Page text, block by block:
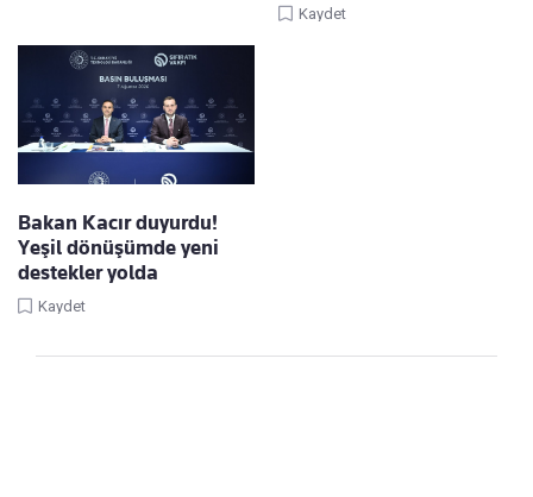
Kaydet
Bakan Kacır duyurdu!
Yeşil dönüşümde yeni
destekler yolda
Kaydet